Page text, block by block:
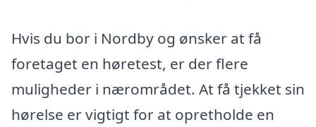
Hvis du bor i Nordby og ønsker at få
foretaget en høretest, er der flere
muligheder i nærområdet. At få tjekket sin
hørelse er vigtigt for at opretholde en